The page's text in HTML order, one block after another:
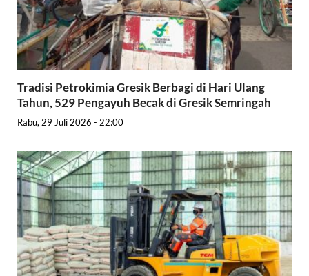
Tradisi Petrokimia Gresik Berbagi di Hari Ulang
Tahun, 529 Pengayuh Becak di Gresik Semringah
Rabu, 29 Juli 2026 - 22:00